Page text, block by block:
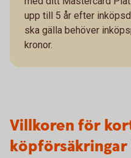
upp till 5 år efter
ska gälla behöver
kronor.
Villkoren för
köpförsäkringar